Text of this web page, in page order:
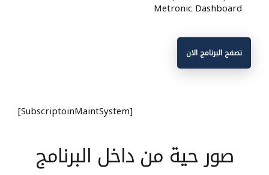
Metronic Dashboard
تصفح البرنامج الان
[SubscriptoinMaintSystem]
صور حية من داخل البرنامج